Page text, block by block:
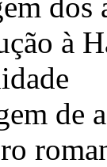
à
de